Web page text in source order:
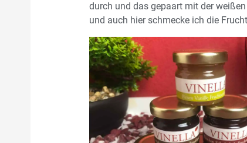
durch und das gepaart mit der
und auch hier schmecke ich die